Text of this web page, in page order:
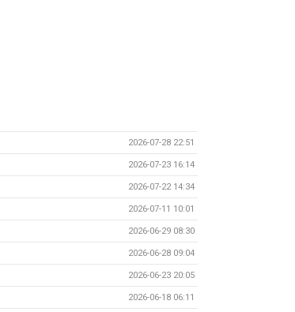
2026-07-28 22:51
2026-07-23 16:14
2026-07-22 14:34
2026-07-11 10:01
2026-06-29 08:30
2026-06-28 09:04
2026-06-23 20:05
2026-06-18 06:11